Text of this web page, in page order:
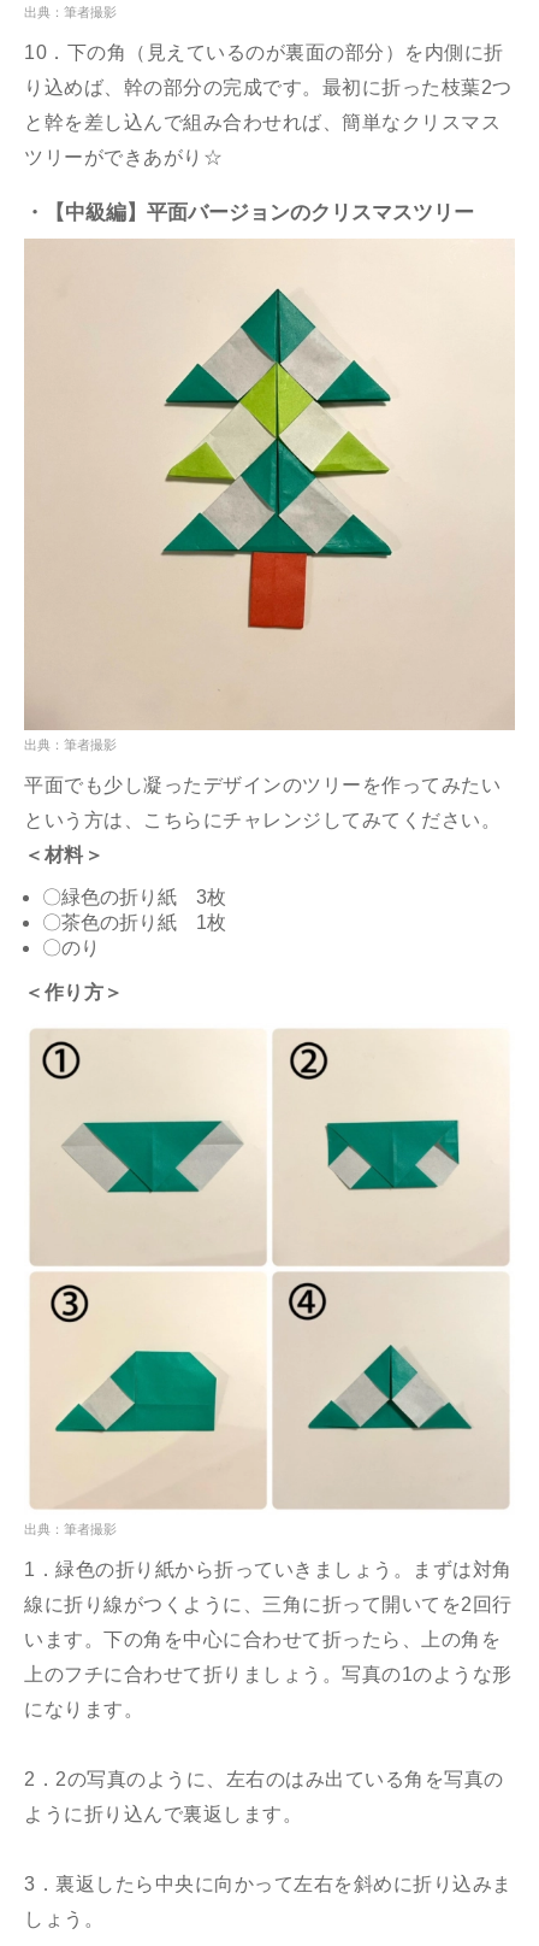
出典：筆者撮影
10．下の角（見えているのが裏面の部分）を内側に折
り込めば、幹の部分の完成です。最初に折った枝葉2つ
と幹を差し込んで組み合わせれば、簡単なクリスマス
ツリーができあがり☆
・【中級編】平面バージョンのクリスマスツリー
出典：筆者撮影
平面でも少し凝ったデザインのツリーを作ってみたい
という方は、こちらにチャレンジしてみてください。
＜材料＞
〇緑色の折り紙 3枚
〇茶色の折り紙 1枚
〇のり
＜作り方＞
出典：筆者撮影
1．緑色の折り紙から折っていきましょう。まずは対角
線に折り線がつくように、三角に折って開いてを2回行
います。下の角を中心に合わせて折ったら、上の角を
上のフチに合わせて折りましょう。写真の1のような形
になります。
2．2の写真のように、左右のはみ出ている角を写真の
ように折り込んで裏返します。
3．裏返したら中央に向かって左右を斜めに折り込みま
しょう。